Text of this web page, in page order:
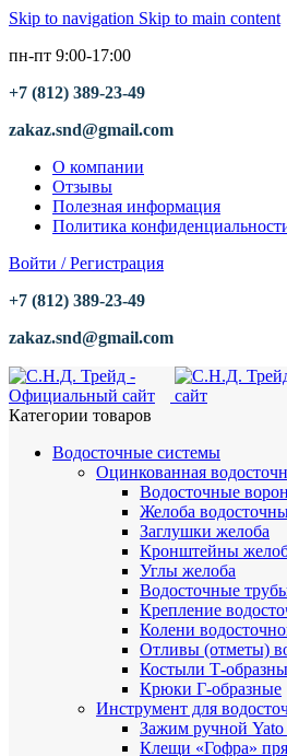
Skip to navigation Skip to main content
пн-пт 9:00-17:00
+7 (812) 389-23-49
zakaz.snd@gmail.com
О компании
Отзывы
Полезная информация
Политика
Войти / Регистрация
+7 (812) 389-23-49
zakaz.snd@gmail.com
Категории товаров
Водосточные системы
Оцинкованная
Водосточные
Желоба
Заглушки желоба
Кронштейны
Углы желоба
Водосточные
Крепление
Колени
Отливы (отметы)
Костыли Т-
Крюки Г-образные
Инструмент для
Зажим ручной
Клещи «Гофра»